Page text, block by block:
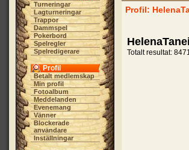
Turneringar
Lagturneringar
Trappor
Dammspel
Pokerbord
Spelregler
Spelredigerare
Profil
Betalt medlemskap
Min profil
Fotoalbum
Meddelanden
Evenemang
Vänner
Blockerade
användare
Inställningar
Profil:
Totalt resultat: